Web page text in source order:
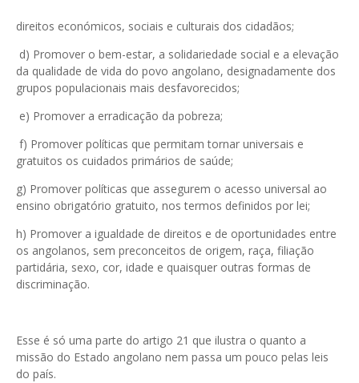
direitos económicos, sociais e culturais dos cidadãos;
d) Promover o bem-estar, a solidariedade social e a elevação
da qualidade de vida do povo angolano, designadamente dos
grupos populacionais mais desfavorecidos;
e) Promover a erradicação da pobreza;
f) Promover políticas que permitam tornar universais e
gratuitos os cuidados primários de saúde;
g) Promover políticas que assegurem o acesso universal ao
ensino obrigatório gratuito, nos termos definidos por lei;
h) Promover a igualdade de direitos e de oportunidades entre
os angolanos, sem preconceitos de origem, raça, filiação
partidária, sexo, cor, idade e quaisquer outras formas de
discriminação.
Esse é só uma parte do artigo 21 que ilustra o quanto a
missão do Estado angolano nem passa um pouco pelas leis
do país.